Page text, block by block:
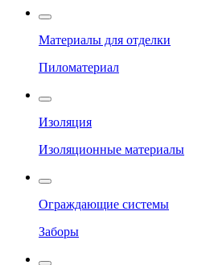
Материалы для отделки
Пиломатериал
Изоляция
Изоляционные материалы
Ограждающие системы
Заборы